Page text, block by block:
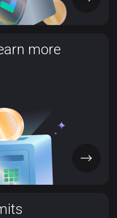
more
nothing to earn more
EDİN
Fund without limits